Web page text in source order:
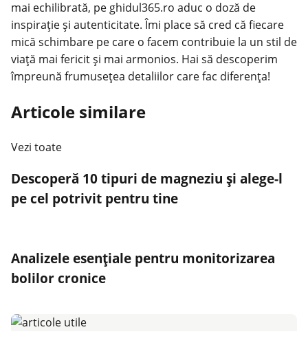
mai echilibrată, pe ghidul365.ro aduc o doză de
inspirație și autenticitate. Îmi place să cred că fiecare
mică schimbare pe care o facem contribuie la un stil de
viață mai fericit și mai armonios. Hai să descoperim
împreună frumusețea detaliilor care fac diferența!
Articole similare
Vezi toate
Descoperă 10 tipuri de magneziu și alege-l
pe cel potrivit pentru tine
Analizele esențiale pentru monitorizarea
bolilor cronice